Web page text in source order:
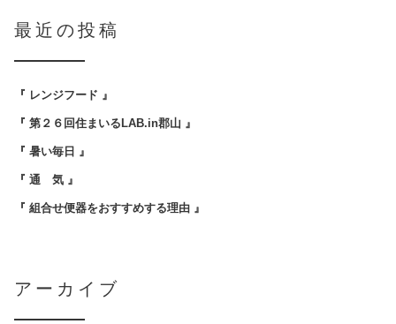
最近の投稿
『 レンジフード 』
『 第２６回住まいるLAB.in郡山 』
『 暑い毎日 』
『 通 気 』
『 組合せ便器をおすすめする理由 』
アーカイブ